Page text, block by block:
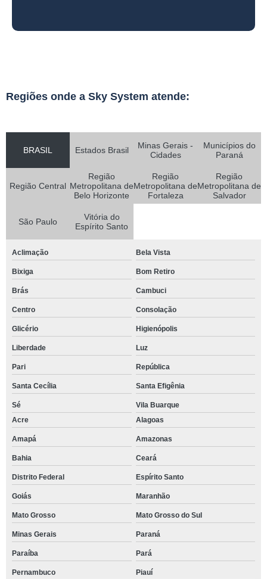
Regiões onde a Sky System atende:
BRASIL Estados Brasil
Minas Gerais -
Cidades
Municípios do
Paraná
Região Central
Região
Metropolitana de
Belo Horizonte
Região
Metropolitana de
Fortaleza
Região
Metropolitana de
Salvador
São Paulo
Vitória do
Espírito Santo
Aclimação Bela Vista
Bixiga Bom Retiro
Brás Cambuci
Centro Consolação
Glicério Higienópolis
Liberdade Luz
Pari República
Santa Cecília Santa Efigênia
Sé
Vila Buarque
Acre
Alagoas
Amapá Amazonas
Bahia Ceará
Distrito Federal Espírito Santo
Goiás Maranhão
Mato Grosso Mato Grosso do Sul
Minas Gerais Paraná
Paraíba Pará
Pernambuco Piauí